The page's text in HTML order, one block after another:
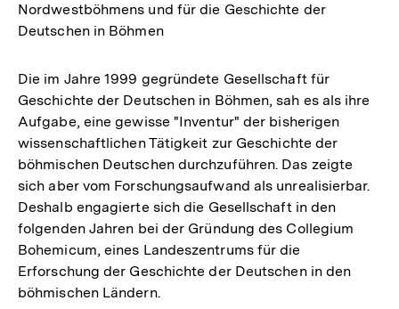
Nordwestböhmens und für die Geschichte der
Deutschen in Böhmen
Die im Jahre 1999 gegründete Gesellschaft für
Geschichte der Deutschen in Böhmen, sah es als ihre
Aufgabe, eine gewisse "Inventur" der bisherigen
wissenschaftlichen Tätigkeit zur Geschichte der
böhmischen Deutschen durchzuführen. Das zeigte
sich aber vom Forschungsaufwand als unrealisierbar.
Deshalb engagierte sich die Gesellschaft in den
folgenden Jahren bei der Gründung des Collegium
Bohemicum, eines Landeszentrums für die
Erforschung der Geschichte der Deutschen in den
böhmischen Ländern.